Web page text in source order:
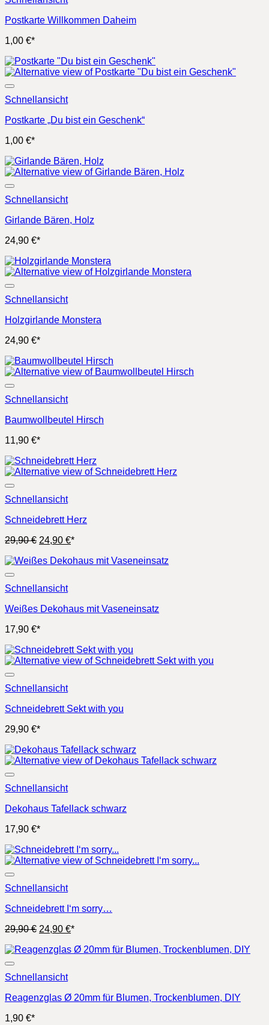
Postkarte Willkommen Daheim
1,00 €*
Schnellansicht
Postkarte „Du bist ein Geschenk“
1,00 €*
Schnellansicht
Girlande Bären, Holz
24,90 €*
Schnellansicht
Holzgirlande Monstera
24,90 €*
Schnellansicht
Baumwollbeutel Hirsch
11,90 €*
Schnellansicht
Schneidebrett Herz
29,90€ Ursprünglicher
war:
24,90 €Aktueller
ist:
*
Schnellansicht
Weißes Dekohaus mit Vaseneinsatz
17,90 €*
Schnellansicht
Schneidebrett Sekt with you
29,90 €*
Schnellansicht
Dekohaus Tafellack schwarz
17,90 €*
Schnellansicht
Schneidebrett I‘m sorry…
29,90€ Ursprünglicher
war:
24,90 €Aktueller
ist:
*
Schnellansicht
Reagenzglas Ø 20mm für Blumen, Trockenblumen, DIY
1,90 €*